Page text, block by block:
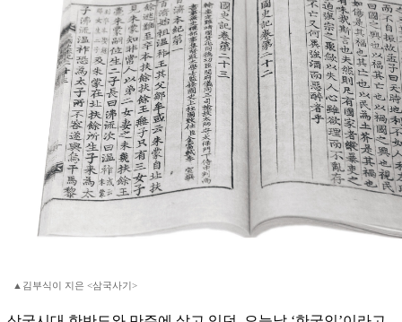
▲김부식이 지은 <삼국사기>